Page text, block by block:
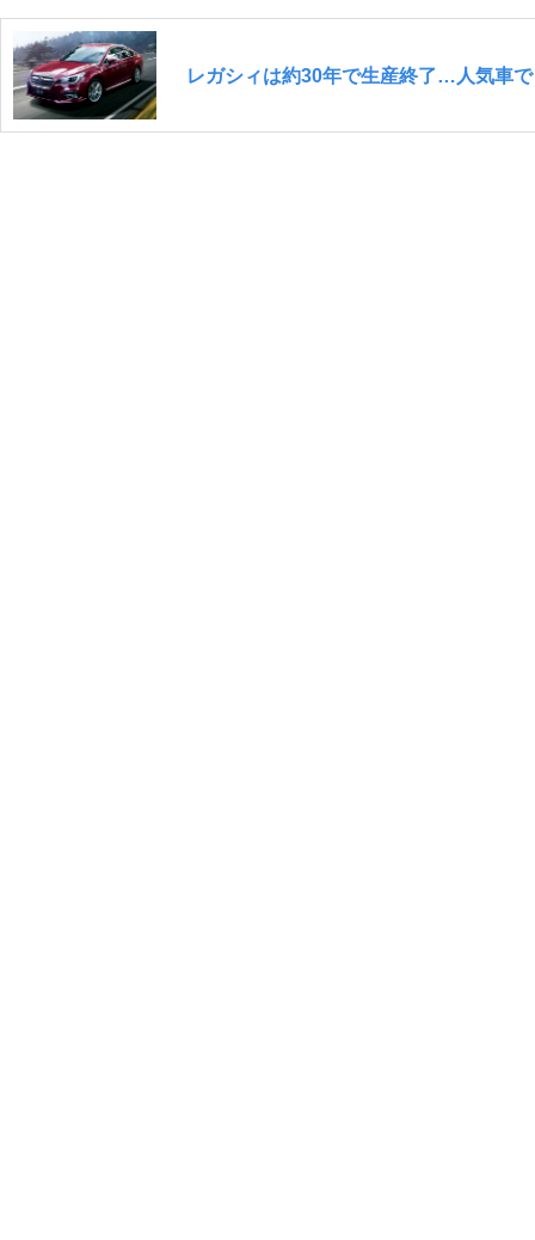
レガシィは約30年で生産終了…人気車